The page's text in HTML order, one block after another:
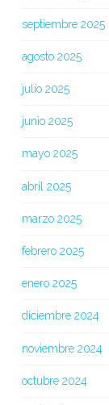
septiembre 2025
agosto 2025
julio 2025
junio 2025
mayo 2025
abril 2025
marzo 2025
febrero 2025
enero 2025
diciembre 2024
noviembre 2024
octubre 2024